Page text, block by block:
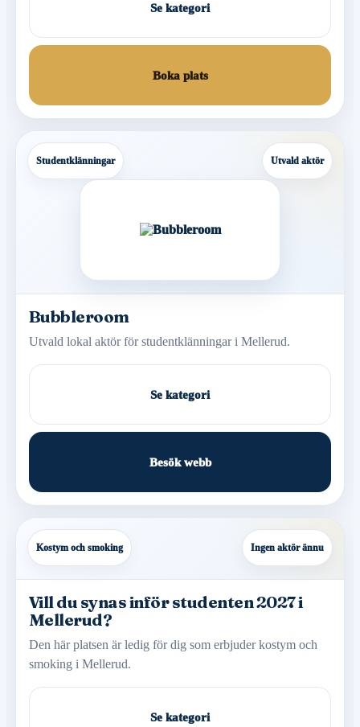
Se kategori
Boka plats
Studentklänningar Utvald aktör
Bubbleroom
Utvald lokal aktör för studentklänningar i Mellerud.
Se kategori
Besök webb
Kostym och smoking Ingen aktör ännu
Vill du synas inför studenten 2027 i
Mellerud?
Den här platsen är ledig för dig som erbjuder kostym och
smoking i Mellerud.
Se kategori